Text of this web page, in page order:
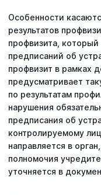
Особенности
результатов
профвизита,
предписаний об
профвизит в рамках
предусматривает
по результатам
нарушения
предписания об
контролируемому
направляется в
полномочия
уточняется в